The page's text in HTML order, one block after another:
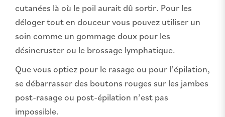
cutanées là où le poil aurait dû sortir. Pour les
déloger tout en douceur vous pouvez utiliser un
soin comme un gommage doux pour les
désincruster ou le brossage lymphatique.
Que vous optiez pour le rasage ou pour l’épilation,
se débarrasser des boutons rouges sur les jambes
post-rasage ou post-épilation n’est pas
impossible.